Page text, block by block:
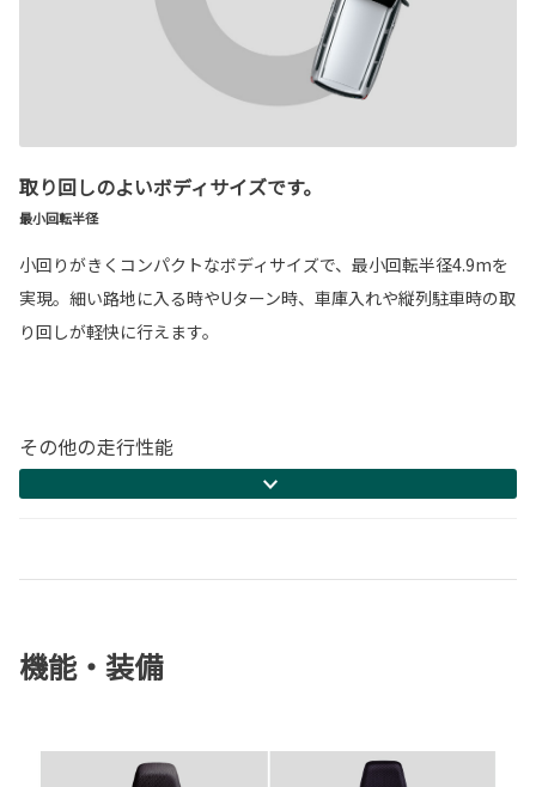
取り回しのよいボディサイズです。
最小回転半径
小回りがきくコンパクトなボディサイズで、最小回転半径4.9mを
実現。細い路地に入る時やUターン時、車庫入れや縦列駐車時の取
り回しが軽快に行えます。
その他の走行性能
機能・装備